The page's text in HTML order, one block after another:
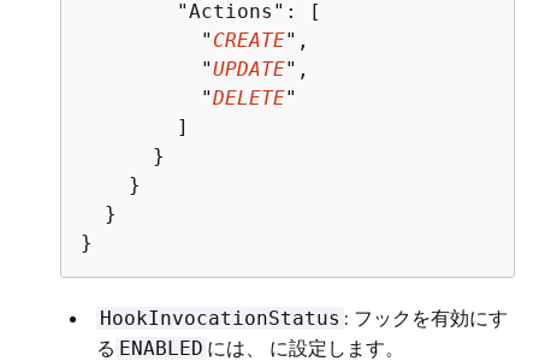
        "Actions": [
          "
CREATE",
          "
UPDATE",
          "
DELETE"
        ]
      }
    }
  }
}
HookInvocationStatus : フックを有効にす
る ENABLED には、 に設定します。